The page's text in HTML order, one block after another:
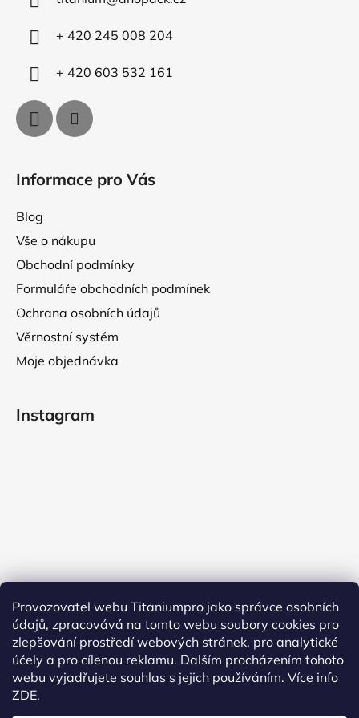
Provozovatel webu Titaniumpro jako správce osobních
údajů, zpracovává na tomto webu soubory cookies pro
zlepšování prostředí webových stránek, pro analytické
účely a pro cílenou reklamu. Dalším procházením tohoto
webu vyjadřujete souhlas s jejich používáním. Více info
ZDE.
+ 420 245 008 204
+ 420 603 532 161
Informace pro Vás
Blog
Vše o nákupu
Obchodní podmínky
Formuláře obchodních podmínek
Ochrana osobních údajů
Věrnostní systém
Moje objednávka
Instagram
Sledovat na Instagramu
Facebook